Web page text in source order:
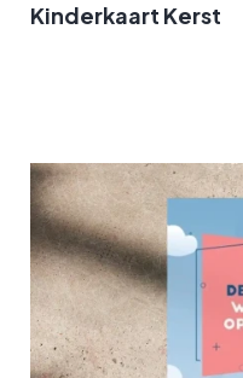
Kinderkaart Kerst